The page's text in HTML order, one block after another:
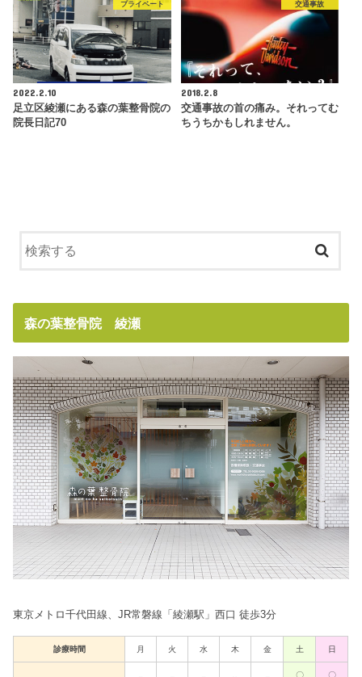
プライベート
2022.2.10
足立区綾瀬にある森の葉整骨院の
院長日記70
交通事故
2018.2.8
交通事故の首の痛み。それってむ
ちうちかもしれません。
森の葉整骨院 綾瀬
東京メトロ千代田線、JR常磐線「綾瀬駅」西口 徒歩3分
診療時間 月 火 水 木 金 土 日